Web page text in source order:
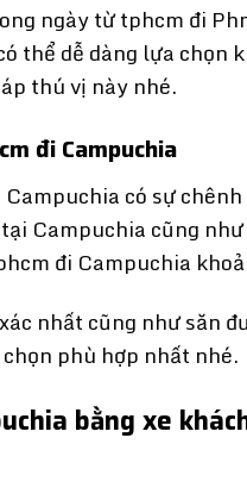
ngày từ tphcm đi
thể dễ dàng lựa
thú vị này nhé.
đi Campuchia
có sự
Campuchia cũng
đi Campuchia
nhất cũng như săn
phù hợp nhất nhé.
bằng xe